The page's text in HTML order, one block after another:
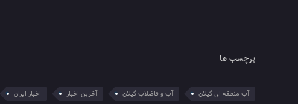
برچسب ها
آب منطقه ای گیلان آب و فاضلاب گیلان آخرین اخبار اخبار ایران